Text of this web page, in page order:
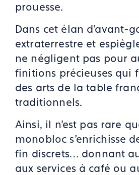
prouesse.
Dans cet élan d’avant-
extraterrestre et
ne négligent pas pour
finitions précieuses qui
des arts de la table
traditionnels.
Ainsi, il n’est pas rare
monobloc s'enrichisse
fin discrets… donnant
aux services à café ou